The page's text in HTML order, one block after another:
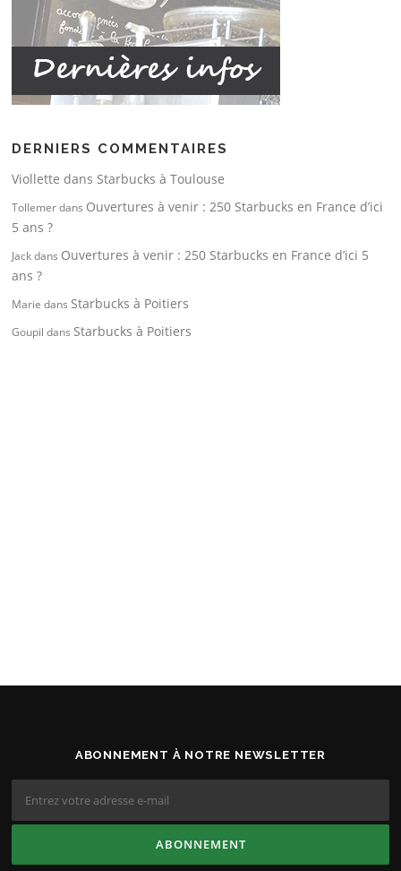
DERNIERS COMMENTAIRES
Viollette dans Starbucks à Toulouse
Tollemerdans Ouvertures à venir : 250 Starbucks en France d’ici
5 ans ?
Jackdans Ouvertures à venir : 250 Starbucks en France d’ici 5
ans ?
Marie dans Starbucks à Poitiers
Goupil dans Starbucks à Poitiers
ABONNEMENT À NOTRE NEWSLETTER